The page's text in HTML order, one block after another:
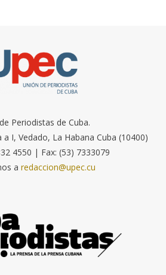
Periodistas de Cuba.
I, Vedado, La Habana Cuba (10400)
4550 | Fax: (53) 7333079
a redaccion@upec.cu